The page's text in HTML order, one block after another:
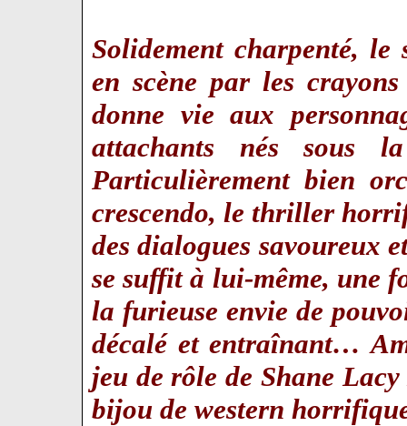
Solidement charpenté,
en scène par les
donne vie aux
attachants nés sous
Particulièrement bien
crescendo, le thriller
des dialogues savoureux
se suffit à lui-même, une
la furieuse envie de
décalé et entraînant…
jeu de rôle de Shane
bijou de western